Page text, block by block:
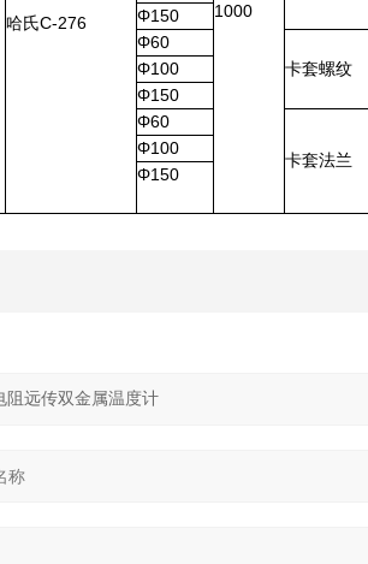
哈氏C-276
1000
Φ150
Φ60
卡套螺纹
Φ100
Φ150
Φ60
卡套法兰
Φ100
Φ150